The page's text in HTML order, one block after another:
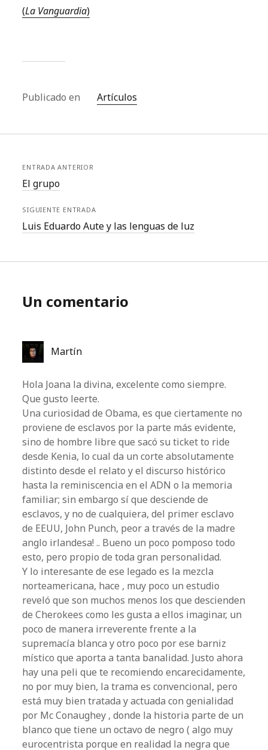
(La Vanguardia)
Publicado en Artículos
ENTRADA ANTERIOR
El grupo
SIGUIENTE ENTRADA
Luis Eduardo Aute y las lenguas de luz
Un comentario
Martín
Hola Joana la divina, excelente como siempre.
Que gusto leerte.
Una curiosidad de Obama, es que ciertamente no
proviene de esclavos por la parte más evidente,
sino de hombre libre que sacó su ticket to ride
desde Kenia, lo cual da un corte absolutamente
distinto desde el relato y el discurso histórico
hasta la reminiscencia en el ADN o la memoria
familiar; sin embargo sí que desciende de
esclavos, y no de cualquiera, del primer esclavo
de EEUU, John Punch, peor a través de la madre
anglo irlandesa! .. Bueno un poco pomposo todo
esto, pero propio de toda gran personalidad.
Y lo interesante de ese legado es la mezcla
norteamericana, hace , muy poco un estudio
reveló que son muchos menos los que descienden
de Cherokees como les gusta a ellos imaginar, un
poco de manera irreverente frente a la
supremacía blanca y otro poco por ese barniz
místico que aporta a tanta banalidad. Justo ahora
hay una peli que te recomiendo encarecidamente,
no por muy bien, la trama es convencional, pero
está muy bien tratada y actuada con genialidad
por Mc Conaughey , donde la historia parte de un
blanco que tiene un octavo de negro ( algo muy
eurocentrista porque en realidad la negra que